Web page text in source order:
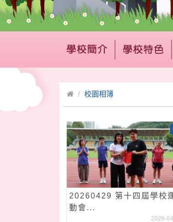
校園相簿
20260429 第十四屆學校
動會...
2026-